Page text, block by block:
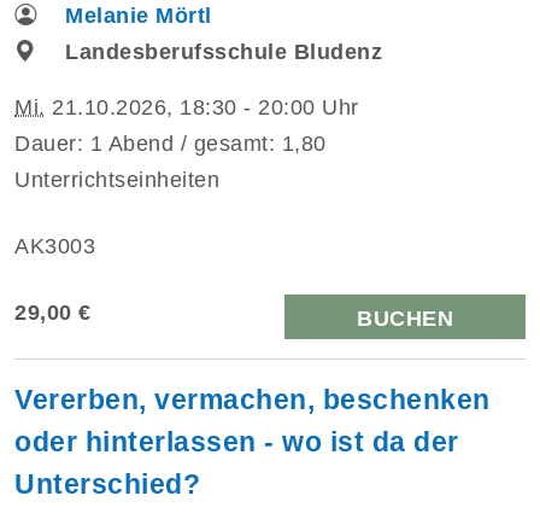
Melanie Mörtl
Landesberufsschule Bludenz
Mi. 21.10.2026, 18:30 - 20:00 Uhr
Dauer: 1 Abend / gesamt: 1,80
Unterrichtseinheiten
AK3003
29,00 € BUCHEN
Vererben, vermachen, beschenken
oder hinterlassen - wo ist da der
Unterschied?